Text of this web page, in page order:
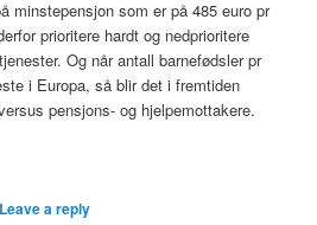
minstepensjon som er på 485 euro pr
prioritere hardt og nedprioritere
Og når antall barnefødsler pr
i Europa, så blir det i fremtiden
pensjons- og hjelpemottakere.
Leave a reply